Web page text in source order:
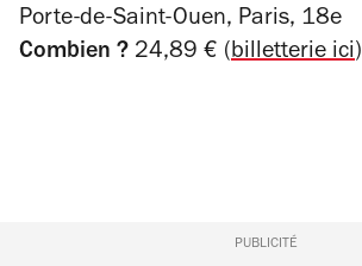
Porte-de-Saint-Ouen, Paris, 18e
Combien ? 24,89 € (billetterie ici)
PUBLICITÉ